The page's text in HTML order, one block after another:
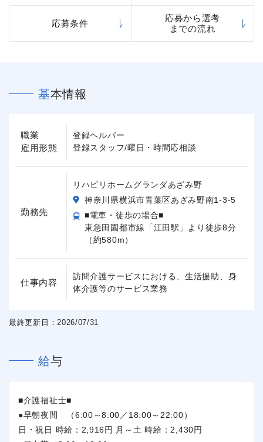
応募条件
応募から選考
までの流れ
基本情報
職業
雇用形態
登録ヘルパー
登録スタッフ/曜日・時間応相談
勤務先
リハビリホームグランダあざみ野
神奈川県横浜市青葉区あざみ野南1-3-5
■電車・徒歩の場合■
東急田園都市線「江田駅」より徒歩8分
（約580m）
仕事内容
訪問介護サービスにおける、生活援助、身
体介護等のサービス業務
最終更新日：2026/07/31
給与
■介護福祉士■
●早朝夜間 （6:00～8:00／18:00～22:00）
日・祝日 時給：2,916円 月～土 時給：2,430円